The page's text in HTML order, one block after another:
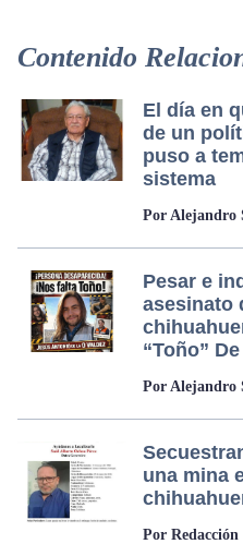
Contenido
El día en
de un
puso a
sistema
Por Alejandro
Pesar e
asesinato
“Toño”
Por Alejandro
una mina
Por Redacción